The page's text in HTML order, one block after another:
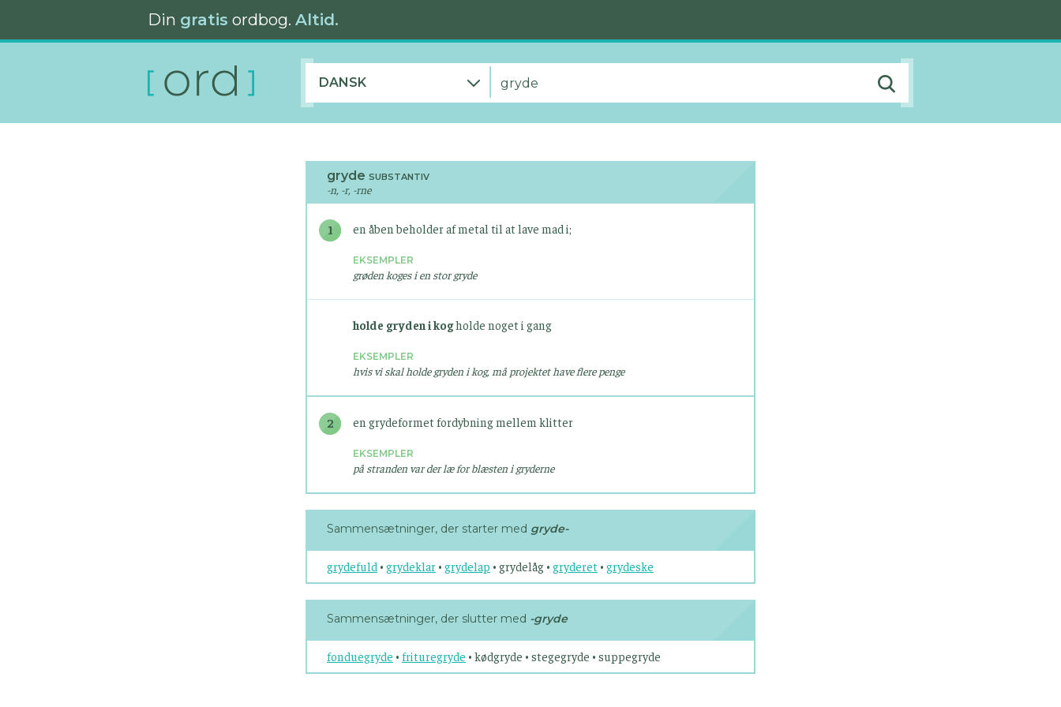
Din gratis ordbog. Altid.
DANSK
gryde SUBSTANTIV
-n, -r, -rne
1 en åben beholder af metal til at lave mad i;
EKSEMPLER
grøden koges i en stor gryde
holde gryden i kogholde noget i gang
EKSEMPLER
hvis vi skal holde gryden i kog, må projektet have flere penge
2 en grydeformet fordybning mellem klitter
EKSEMPLER
på stranden var der læ for blæsten i gryderne
Sammensætninger, der starter med gryde-
grydefuld • grydeklar • grydelap • grydelåg • gryderet • grydeske
Sammensætninger, der slutter med -gryde
fonduegryde • frituregryde • kødgryde • stegegryde • suppegryde